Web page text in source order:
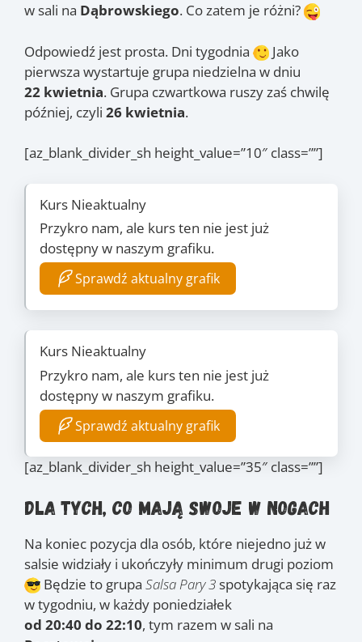
w sali na Dąbrowskiego. Co zatem je różni?
Odpowiedź jest prosta. Dni tygodnia
Jako
pierwsza wystartuje grupa niedzielna w dniu
22 kwietnia. Grupa czwartkowa ruszy zaś chwilę
później, czyli 26 kwietnia.
[az_blank_divider_sh height_value=”10″ class=””]
Kurs Nieaktualny
Przykro nam, ale kurs ten nie jest już
dostępny w naszym grafiku.
Sprawdź aktualny grafik
Kurs Nieaktualny
Przykro nam, ale kurs ten nie jest już
dostępny w naszym grafiku.
Sprawdź aktualny grafik
[az_blank_divider_sh height_value=”35″ class=””]
Dla tych, co mają swoje w nogach
Na koniec pozycja dla osób, które niejedno już w
salsie widziały i ukończyły minimum drugi poziom
Będzie to grupaSalsa Pary 3spotykająca się raz
w tygodniu, w każdy poniedziałek
od 20:40 do 22:10, tym razem w sali na